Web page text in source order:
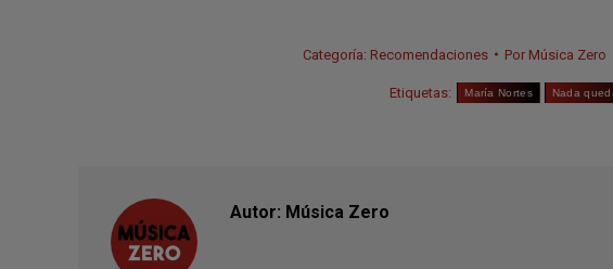
Categoría: Recomendaciones Por Música Zero
Etiquetas: María Nortes Nada
Autor: Música Zero